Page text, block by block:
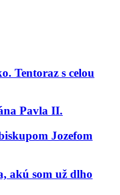
Tentoraz s celou
Pavla II.
Jozefom
akú som už dlho